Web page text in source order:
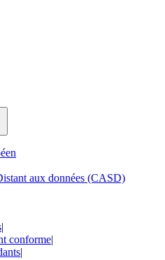
aux données (CASD)
|
conforme|
|